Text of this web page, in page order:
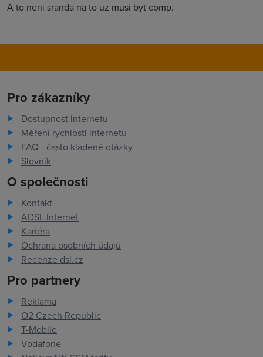
A to neni sranda na to uz musi byt comp.
Pro zákazníky
Dostupnost internetu
Měření rychlosti internetu
FAQ - často kladené otázky
Slovník
O společnosti
Kontakt
ADSL Internet
Kariéra
Ochrana osobních údajů
Recenze dsl.cz
Pro partnery
Reklama
O2 Czech Republic
T-Mobile
Vodafone